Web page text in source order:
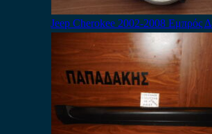
Jeep Cherokee 2002-2008 Εμπρός